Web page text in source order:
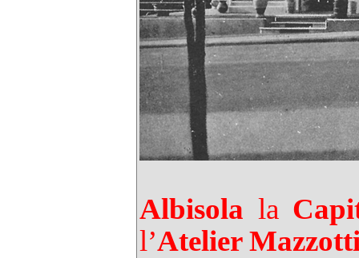
Albisola la
l’Atelier